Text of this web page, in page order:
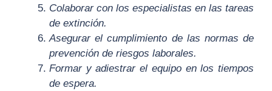
Colaborar con los especialistas en las tareas
de extinción.
Asegurar el cumplimiento de las normas de
prevención de riesgos laborales.
Formar y adiestrar el equipo en los tiempos
de espera.